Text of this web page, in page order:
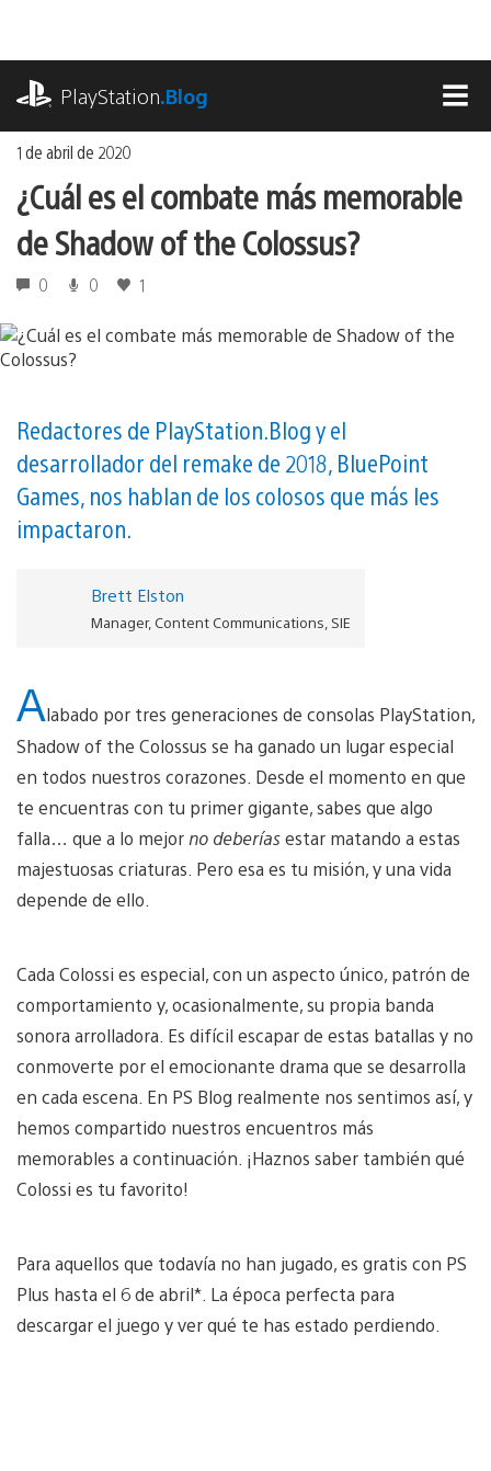
contenido
PlayStation.Blog
1 de abril de 2020
¿Cuál es el combate más memorable
de Shadow of the Colossus?
0 0 1
Redactores de PlayStation.Blog y el
desarrollador del remake de 2018, BluePoint
Games, nos hablan de los colosos que más les
impactaron.
Brett Elston
Manager, Content Communications, SIE
Alabado por tres generaciones de consolas PlayStation,
Shadow of the Colossus se ha ganado un lugar especial
en todos nuestros corazones. Desde el momento en que
te encuentras con tu primer gigante, sabes que algo
falla… que a lo mejor no deberíasestar matando a estas
majestuosas criaturas. Pero esa es tu misión, y una vida
depende de ello.
Cada Colossi es especial, con un aspecto único, patrón de
comportamiento y, ocasionalmente, su propia banda
sonora arrolladora. Es difícil escapar de estas batallas y no
conmoverte por el emocionante drama que se desarrolla
en cada escena. En PS Blog realmente nos sentimos así, y
hemos compartido nuestros encuentros más
memorables a continuación. ¡Haznos saber también qué
Colossi es tu favorito!
Para aquellos que todavía no han jugado, es gratis con PS
Plus hasta el 6 de abril*. La época perfecta para
descargar el juego y ver qué te has estado perdiendo.